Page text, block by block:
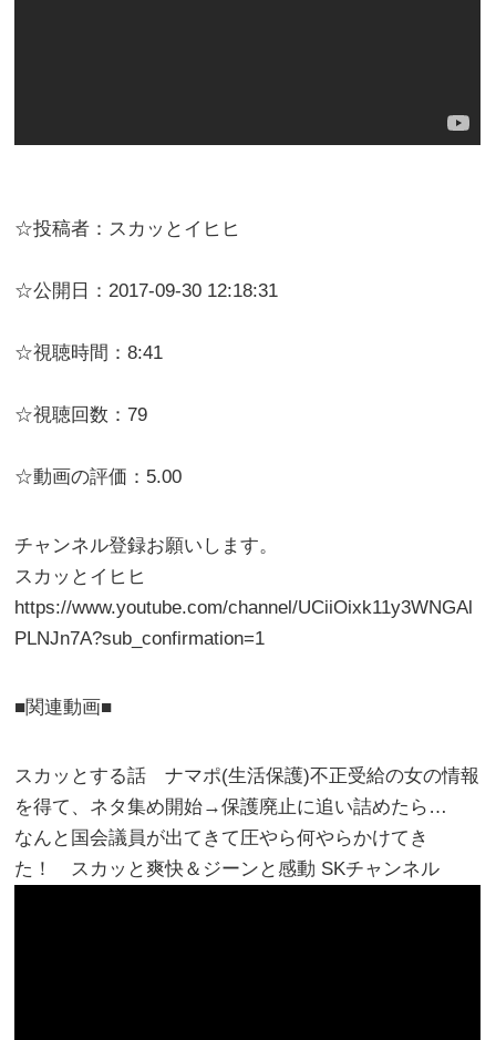
☆投稿者：スカッとイヒヒ
☆公開日：2017-09-30 12:18:31
☆視聴時間：8:41
☆視聴回数：79
☆動画の評価：5.00
チャンネル登録お願いします。
スカッとイヒヒ
https://www.youtube.com/channel/UCiiOixk11y3WNGAl
PLNJn7A?sub_confirmation=1
■関連動画■
スカッとする話 ナマポ(生活保護)不正受給の女の情報
を得て、ネタ集め開始→保護廃止に追い詰めたら…
なんと国会議員が出てきて圧やら何やらかけてき
た！ スカッと爽快＆ジーンと感動 SKチャンネル